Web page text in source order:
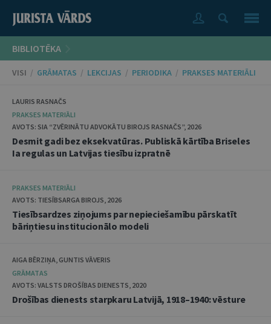
BIBLIOTĒKA
VISI / GRĀMATAS / LEKCIJAS / PERIODIKA / PRAKSES MATERIĀLI
LAURIS RASNAČS
PRAKSES MATERIĀLI
AVOTS: SIA “ZVĒRINĀTU ADVOKĀTU BIROJS RASNAČS”, 2026
Desmit gadi bez eksekvatūras. Publiskā kārtība Briseles
Ia regulas un Latvijas tiesību izpratnē
PRAKSES MATERIĀLI
AVOTS: TIESĪBSARGA BIROJS, 2026
Tiesībsardzes ziņojums par nepieciešamību pārskatīt
bāriņtiesu institucionālo modeli
AIGA BĒRZIŅA, GUNTIS VĀVERIS
GRĀMATAS
AVOTS: VALSTS DROŠĪBAS DIENESTS, 2020
Drošības dienests starpkaru Latvijā, 1918–1940: vēsture